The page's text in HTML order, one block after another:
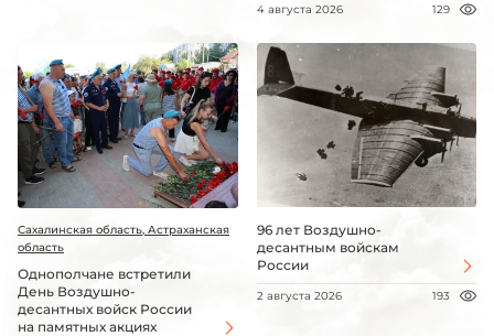
4 августа 2026 129
Сахалинская область, Астраханская
область
Однополчане встретили
День Воздушно-
десантных войск России
на памятных акциях
96 лет Воздушно-
десантным войскам
России
2 августа 2026 193